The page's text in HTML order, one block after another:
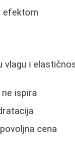
efektom
vlagu i
ispira
cena